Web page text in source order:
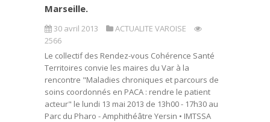
Marseille.
30 avril 2013
ACTUALITE VAROISE
2566
Le collectif des Rendez-vous Cohérence Santé
Territoires convie les maires du Var à la
rencontre "Maladies chroniques et parcours de
soins coordonnés en PACA : rendre le patient
acteur" le lundi 13 mai 2013 de 13h00 - 17h30 au
Parc du Pharo - Amphithéâtre Yersin • IMTSSA